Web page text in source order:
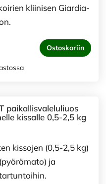
kliinisen Giardia-
Ostoskoriin
paikallisvaleluliuos
kissalle 0,5-2,5 kg
kissojen (0,5-2,5 kg)
ja